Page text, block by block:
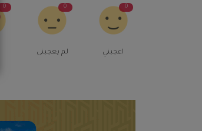
0
اعجبني
0
لم يعجبنى
0